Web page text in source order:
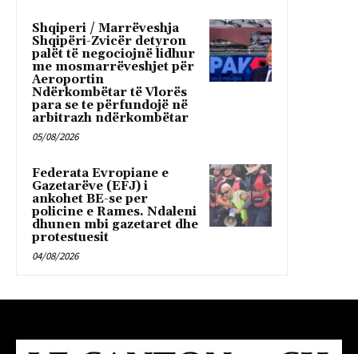
Shqiperi / Marrëveshja
Shqipëri-Zvicër detyron
palët të negociojnë lidhur
me mosmarrëveshjet për
Aeroportin
Ndërkombëtar të Vlorës
para se te përfundojë në
arbitrazh ndërkombëtar
05/08/2026
Federata Evropiane e
Gazetarëve (EFJ) i
ankohet BE-se per
policine e Rames. Ndaleni
dhunen mbi gazetaret dhe
protestuesit
04/08/2026